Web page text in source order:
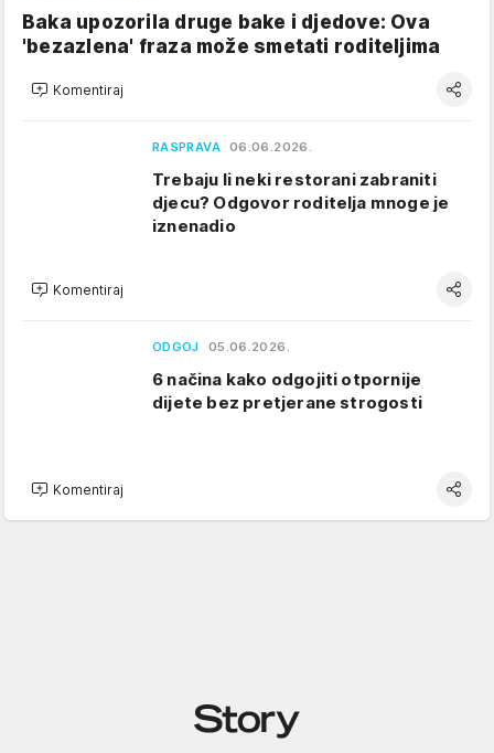
Baka upozorila druge bake i djedove: Ova
'bezazlena' fraza može smetati roditeljima
Komentiraj
RASPRAVA 06.06.2026.
Trebaju li neki restorani zabraniti
djecu? Odgovor roditelja mnoge je
iznenadio
Komentiraj
ODGOJ 05.06.2026.
6 načina kako odgojiti otpornije
dijete bez pretjerane strogosti
Komentiraj